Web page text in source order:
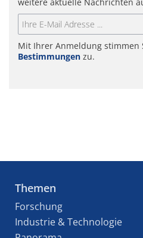
Mit Ihrer Anmeldung stimmen
Bestimmungen zu.
Themen
Forschung
Industrie & Technologie